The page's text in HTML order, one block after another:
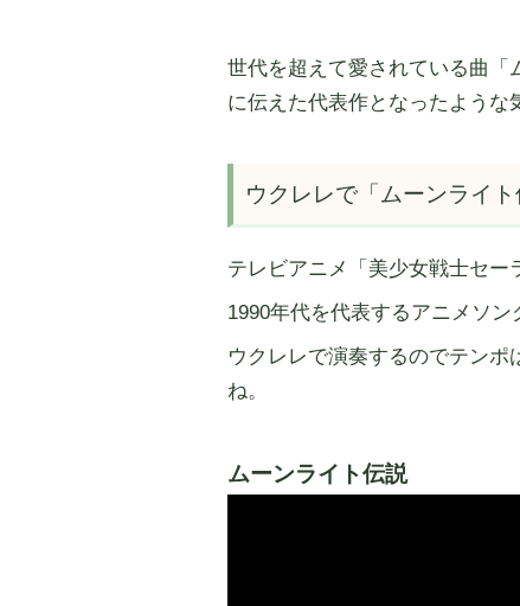
世代を超えて愛されている曲「
に伝えた代表作となったような
ウクレレで「ムーンライ
テレビアニメ「美少女戦士セー
1990年代を代表するアニメソン
ウクレレで演奏するのでテン
ね。
ムーンライト伝説